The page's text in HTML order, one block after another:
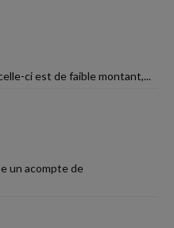
ci est de faible montant,...
un acompte de